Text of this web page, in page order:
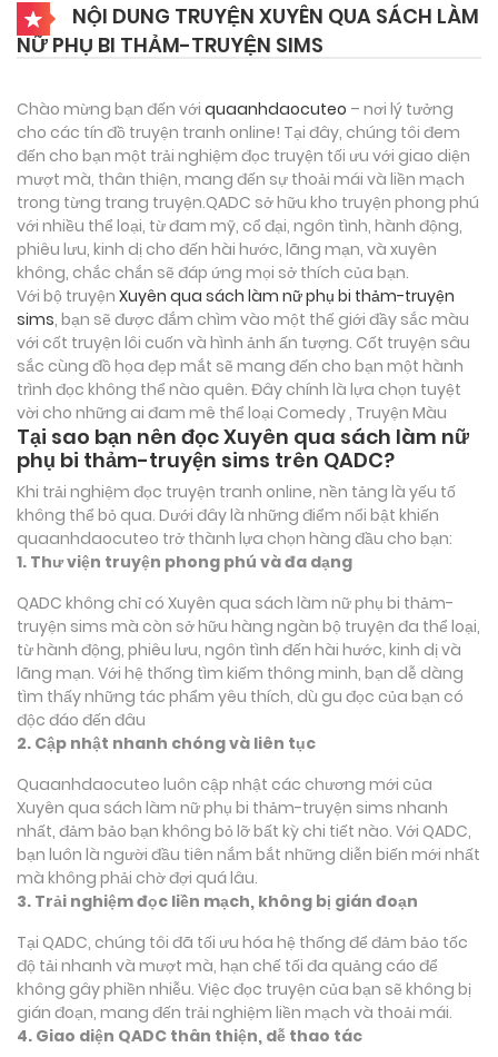
NỘI DUNG TRUYỆN XUYÊN QUA SÁCH LÀM
NỮ PHỤ BI THẢM-TRUYỆN SIMS
Chào mừng bạn đến với quaanhdaocuteo – nơi lý tưởng
cho các tín đồ truyện tranh online! Tại đây, chúng tôi đem
đến cho bạn một trải nghiệm đọc truyện tối ưu với giao diện
mượt mà, thân thiện, mang đến sự thoải mái và liền mạch
trong từng trang truyện.QADC sở hữu kho truyện phong phú
với nhiều thể loại, từ đam mỹ, cổ đại, ngôn tình, hành động,
phiêu lưu, kinh dị cho đến hài hước, lãng mạn, và xuyên
không, chắc chắn sẽ đáp ứng mọi sở thích của bạn.
Với bộ truyện Xuyên qua sách làm nữ phụ bi thảm-truyện
sims, bạn sẽ được đắm chìm vào một thế giới đầy sắc màu
với cốt truyện lôi cuốn và hình ảnh ấn tượng. Cốt truyện sâu
sắc cùng đồ họa đẹp mắt sẽ mang đến cho bạn một hành
trình đọc không thể nào quên. Đây chính là lựa chọn tuyệt
vời cho những ai đam mê thể loại Comedy , Truyện Màu
Tại sao bạn nên đọc Xuyên qua sách làm nữ
phụ bi thảm-truyện sims trên QADC?
Khi trải nghiệm đọc truyện tranh online, nền tảng là yếu tố
không thể bỏ qua. Dưới đây là những điểm nổi bật khiến
quaanhdaocuteo trở thành lựa chọn hàng đầu cho bạn:
1. Thư viện truyện phong phú và đa dạng
QADC không chỉ có Xuyên qua sách làm nữ phụ bi thảm-
truyện sims mà còn sở hữu hàng ngàn bộ truyện đa thể loại,
từ hành động, phiêu lưu, ngôn tình đến hài hước, kinh dị và
lãng mạn. Với hệ thống tìm kiếm thông minh, bạn dễ dàng
tìm thấy những tác phẩm yêu thích, dù gu đọc của bạn có
độc đáo đến đâu
2. Cập nhật nhanh chóng và liên tục
Quaanhdaocuteo luôn cập nhật các chương mới của
Xuyên qua sách làm nữ phụ bi thảm-truyện sims nhanh
nhất, đảm bảo bạn không bỏ lỡ bất kỳ chi tiết nào. Với QADC,
bạn luôn là người đầu tiên nắm bắt những diễn biến mới nhất
mà không phải chờ đợi quá lâu.
3. Trải nghiệm đọc liền mạch, không bị gián đoạn
Tại QADC, chúng tôi đã tối ưu hóa hệ thống để đảm bảo tốc
độ tải nhanh và mượt mà, hạn chế tối đa quảng cáo để
không gây phiền nhiễu. Việc đọc truyện của bạn sẽ không bị
gián đoạn, mang đến trải nghiệm liền mạch và thoải mái.
4. Giao diện QADC thân thiện, dễ thao tác